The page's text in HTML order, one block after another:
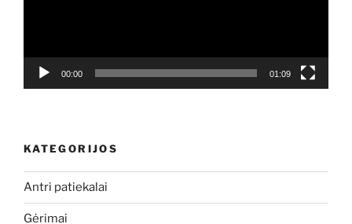
00:00 01:09
KATEGORIJOS
Antri patiekalai
Gėrimai